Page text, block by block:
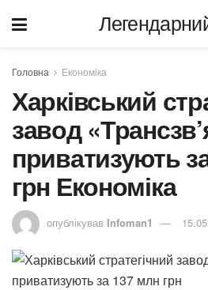
Головна Економіка
Харківський
завод
приватизують
грн Економіка
опублікував Infoman1